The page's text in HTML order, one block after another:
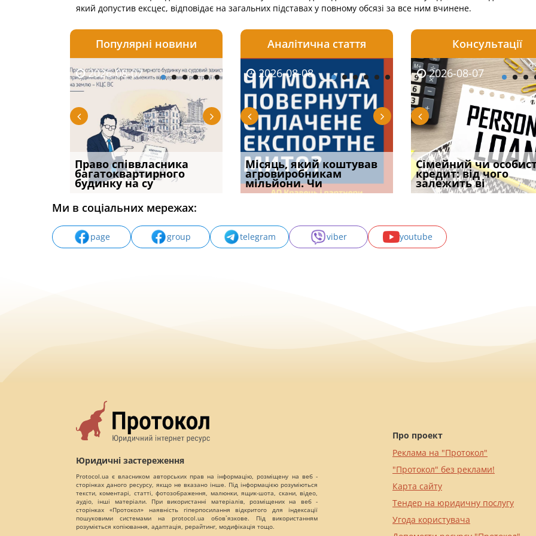
який допустив ексцес, відповідає на загальних підставах у повному обсязі за все ним вчинене.
Популярні новини
2026-08-07
Право співвласника
багатоквартирного
будинку на су
2026-08-06
Якщо суд встановив для
відшкодування шкоди
наявніс
2026-08-06
Документи, на яких не
проставляється
апостиль: пер
Аналітична стаття
2026-08-03
ФУНДАМЕНТАЛЬНА
ПРОБЛЕМА «СУДОВОЇ
ПРАКТИКИ», АБО ПР
2026-08-08
Місяць, який коштував
агровиробникам
мільйони. Чи
2026-08-07
Огляд практики ВС від
Ростислава Кравця, що
опублі
Консультації
2026-08-05
Чи потрібна ФОП
печатка у 2026 році:
правила засто
2026-08-07
Сімейний чи
кредит: від чого
залежить ві
2026-07-30
Восьмий ААС
підтвердив, що
може скас
Ми в соціальних мережах:
page group telegram viber youtube
Юридичні застереження
Protocol.ua є власником авторських прав на інформацію, розміщену на веб -
сторінках даного ресурсу, якщо не вказано інше. Під інформацією розуміються
тексти, коментарі, статті, фотозображення, малюнки, ящик-шота, скани, відео,
аудіо, інші матеріали. При використанні матеріалів, розміщених на веб -
сторінках «Протокол» наявність гіперпосилання відкритого для індексації
пошуковими системами на protocol.ua обов`язкове. Під використанням
розуміється копіювання, адаптація, рерайтинг, модифікація тощо.
Про проект
Реклама на "Протокол"
"Протокол" без реклами!
Карта сайту
Тендер на юридичну послугу
Угода користувача